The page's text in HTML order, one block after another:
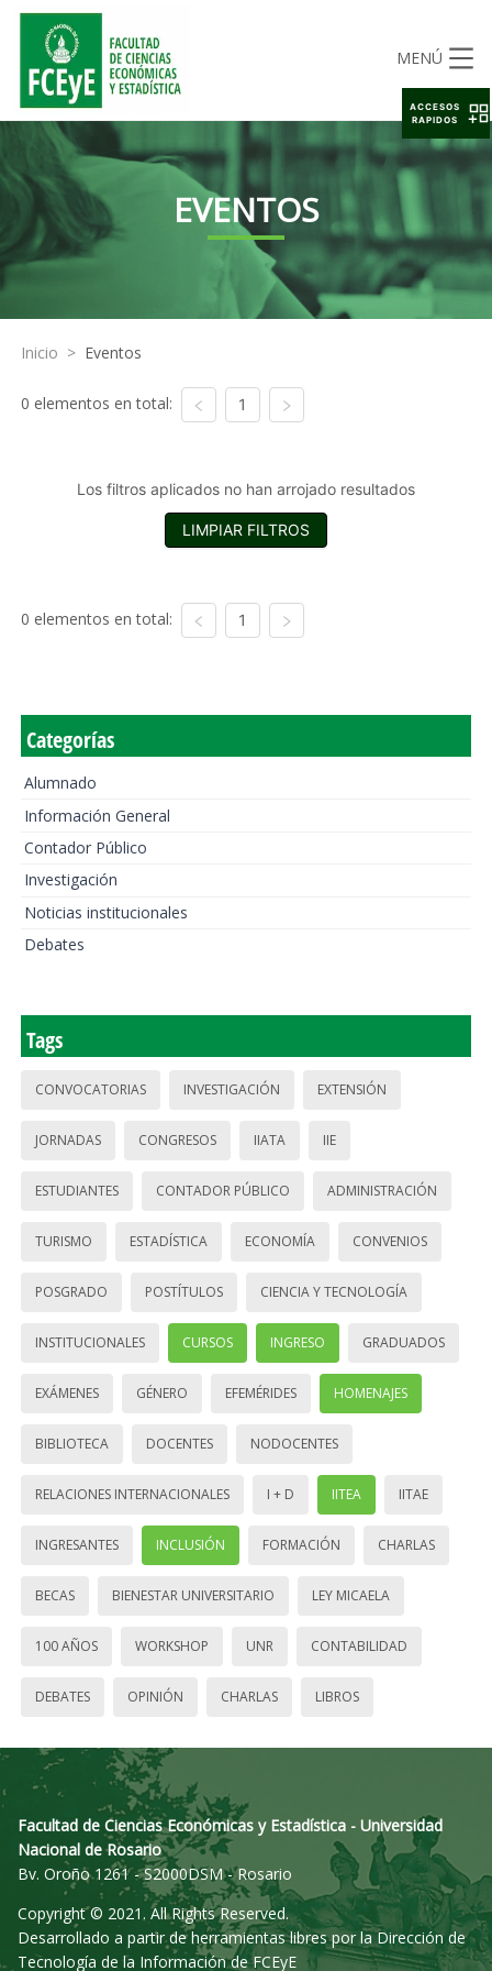
MENÚ
EVENTOS
Inicio > Eventos
0 elementos en total: 1
Los filtros aplicados no han arrojado resultados
LIMPIAR FILTROS
0 elementos en total: 1
Categorías
Alumnado
Información General
Contador Público
Investigación
Noticias institucionales
Debates
Tags
CONVOCATORIAS INVESTIGACIÓN EXTENSIÓN
JORNADAS CONGRESOS IIATA IIE
ESTUDIANTES CONTADOR PÚBLICO ADMINISTRACIÓN
TURISMO ESTADÍSTICA ECONOMÍA CONVENIOS
POSGRADO POSTÍTULOS CIENCIA Y TECNOLOGÍA
INSTITUCIONALES CURSOS INGRESO GRADUADOS
EXÁMENES GÉNERO EFEMÉRIDES HOMENAJES
BIBLIOTECA DOCENTES NODOCENTES
RELACIONES INTERNACIONALES I + D IITEA IITAE
INGRESANTES INCLUSIÓN FORMACIÓN CHARLAS
BECAS BIENESTAR UNIVERSITARIO LEY MICAELA
100 AÑOS WORKSHOP UNR CONTABILIDAD
DEBATES OPINIÓN CHARLAS LIBROS
Facultad de Ciencias Económicas y Estadística - Universidad
Nacional de Rosario
Bv. Oroño 1261 - S2000DSM - Rosario
Copyright © 2021. All Rights Reserved.
Desarrollado a partir de herramientas libres por la Dirección de
Tecnología de la Información de FCEyE
ACCESOS
RAPIDOS